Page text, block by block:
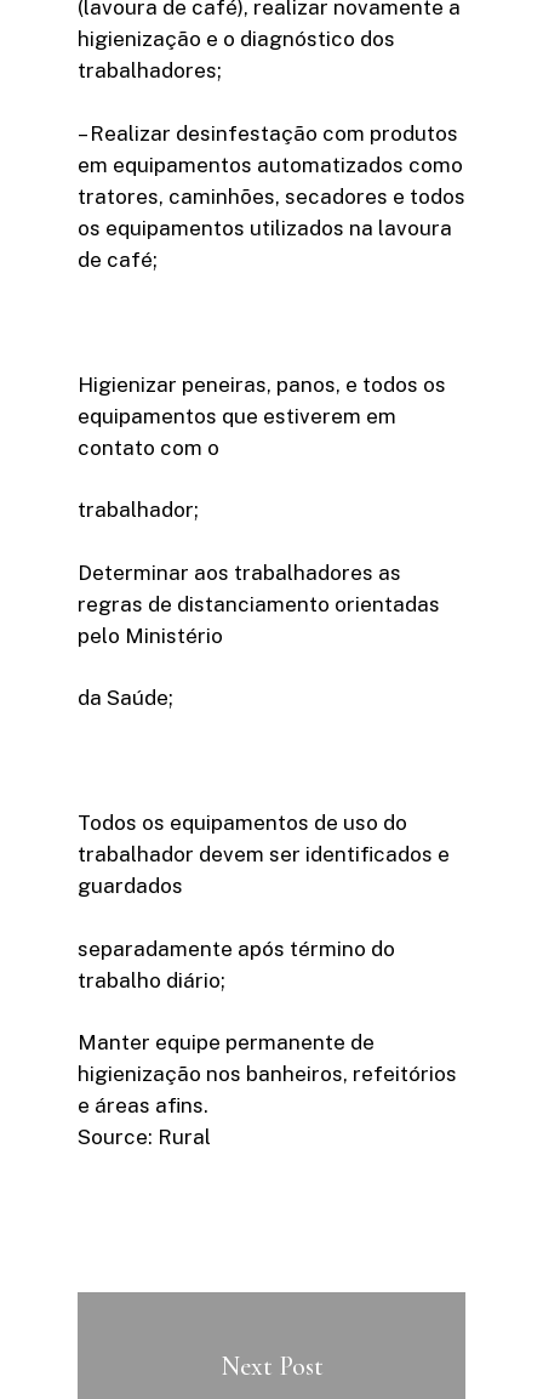
(lavoura de café), realizar novamente a
higienização e o diagnóstico dos
trabalhadores;
– Realizar desinfestação com produtos
em equipamentos automatizados como
tratores, caminhões, secadores e todos
os equipamentos utilizados na lavoura
de café;
Higienizar peneiras, panos, e todos os
equipamentos que estiverem em
contato com o
trabalhador;
Determinar aos trabalhadores as
regras de distanciamento orientadas
pelo Ministério
da Saúde;
Todos os equipamentos de uso do
trabalhador devem ser identificados e
guardados
separadamente após término do
trabalho diário;
Manter equipe permanente de
higienização nos banheiros, refeitórios
e áreas afins.
Source: Rural
Next Post